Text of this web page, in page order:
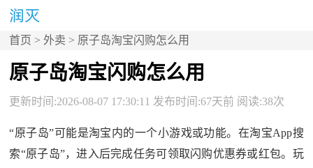
首页 >外卖 > 原子岛淘宝闪购怎么用
原子岛淘宝闪购怎么用
更新时间:2026-08-07 17:30:11 发布时间:67天前 阅读:38次
“原子岛”可能是淘宝内的一个小游戏或功能。在淘宝App搜
索“原子岛”，进入后完成任务可领取闪购优惠券或红包。玩